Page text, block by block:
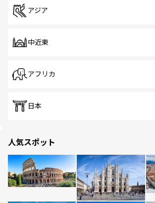
アジア
中近東
アフリカ
日本
人気スポット